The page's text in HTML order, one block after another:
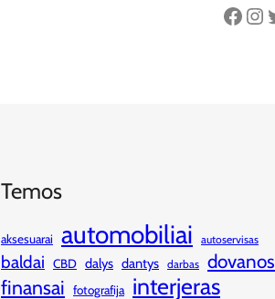
Facebook Instagram Twitter
Temos
aksesuarai automobiliai autoservisas
baldai CBD dalys dantys darbas dovanos
finansai fotografija interjeras